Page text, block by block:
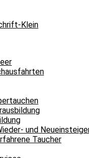
und
Taucher
Urlaubsziel
Nun schon seit